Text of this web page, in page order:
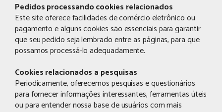
Pedidos processando cookies relacionados
Este site oferece facilidades de comércio eletrônico ou
pagamento e alguns cookies são essenciais para garantir
que seu pedido seja lembrado entre as páginas, para que
possamos processá-lo adequadamente.
Cookies relacionados a pesquisas
Periodicamente, oferecemos pesquisas e questionários
para fornecer informações interessantes, ferramentas úteis
ou para entender nossa base de usuários com mais